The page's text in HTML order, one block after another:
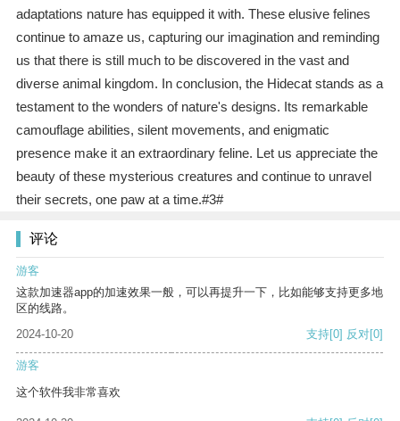
adaptations nature has equipped it with. These elusive felines
continue to amaze us, capturing our imagination and reminding
us that there is still much to be discovered in the vast and
diverse animal kingdom. In conclusion, the Hidecat stands as a
testament to the wonders of nature's designs. Its remarkable
camouflage abilities, silent movements, and enigmatic
presence make it an extraordinary feline. Let us appreciate the
beauty of these mysterious creatures and continue to unravel
their secrets, one paw at a time.#3#
评论
游客
这款加速器app的加速效果一般，可以再提升一下，比如能够支持更多地
区的线路。
2024-10-20
支持[0] 反对[0]
游客
这个软件我非常喜欢